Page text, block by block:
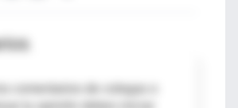
comentarios de colegas o